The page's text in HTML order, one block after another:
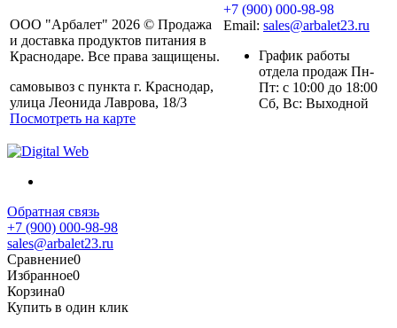
ООО "Арбалет" 2026 © Продажа
и доставка продуктов питания в
Краснодаре. Все права защищены.
самовывоз с пункта г. Краснодар,
улица Леонида Лаврова, 18/3
Посмотреть на карте
+7 (900) 000-98-98
Email: sales@arbalet23.ru
График работы
отдела продаж Пн-
Пт: с 10:00 до 18:00
Сб, Вс: Выходной
Обратная связь
+7 (900) 000-98-98
sales@arbalet23.ru
Сравнение0
Избранное0
Корзина0
Купить в один клик